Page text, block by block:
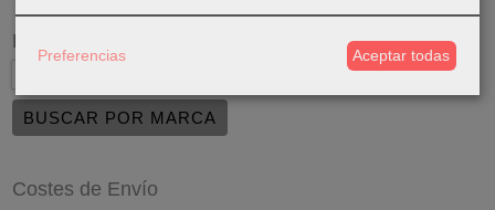
Marcas
Costes de Envío
Preferencias Aceptar todas